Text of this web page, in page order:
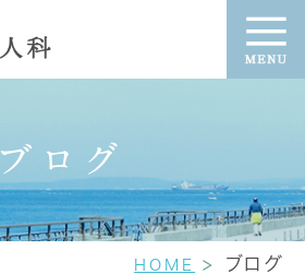
ブログ
HOME ブログ